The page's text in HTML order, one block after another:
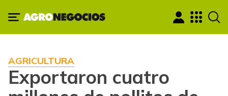
AGRICULTURA
Exportaron cuatro